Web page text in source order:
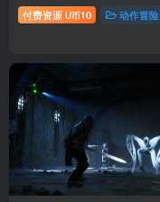
付费资源 U币10 动作冒险